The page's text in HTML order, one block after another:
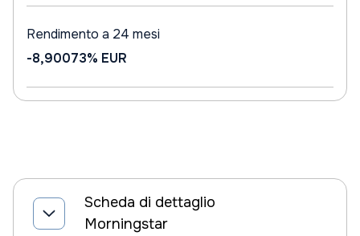
Rendimento a 24 mesi
-8,90073% EUR
Scheda di dettaglio
Morningstar